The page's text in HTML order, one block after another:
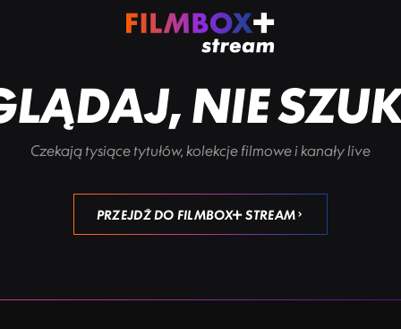
NIE
Czekają tysiące tytułów, kolekcje filmowe i kanały live
PRZEJDŹ DO FILMBOX+ STREAM